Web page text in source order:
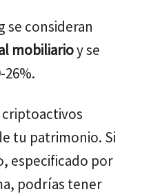
se consideran
mobiliarioy se
26%.
tu patrimonio. Si
especificado por
podrías tener